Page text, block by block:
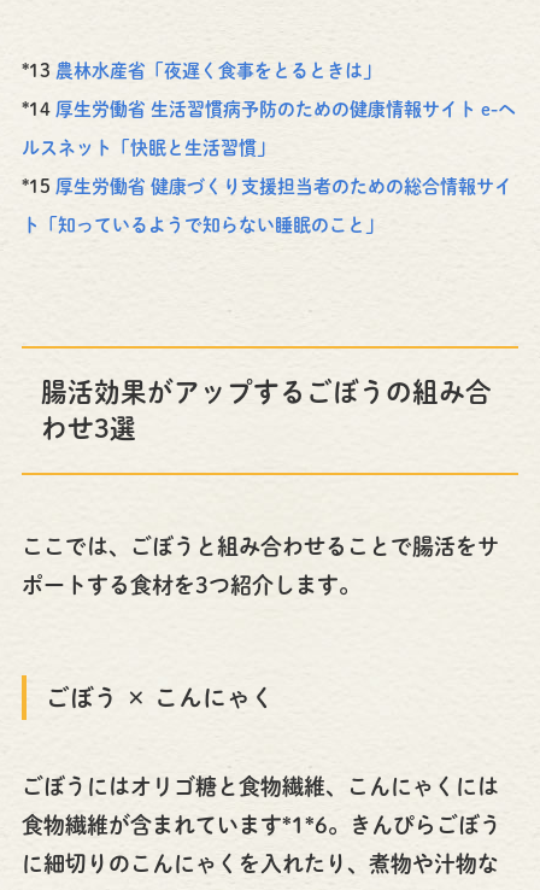
*13 農林水産省「夜遅く食事をとるときは」
*14 厚生労働省 生活習慣病予防のための健康情報サイト e-ヘ
ルスネット「快眠と生活習慣」
*15 厚生労働省 健康づくり支援担当者のための総合情報サイ
ト「知っているようで知らない睡眠のこと」
腸活効果がアップするごぼうの組み合
わせ3選
ここでは、ごぼうと組み合わせることで腸活をサ
ポートする食材を3つ紹介します。
ごぼう × こんにゃく
ごぼうにはオリゴ糖と食物繊維、こんにゃくには
食物繊維が含まれています*1*6。きんぴらごぼう
に細切りのこんにゃくを入れたり、煮物や汁物な